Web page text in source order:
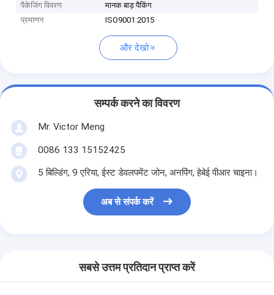
पैकेजिंग विवरण
मानक बाड़ पैकिंग
प्रमाणन
ISO9001:2015
और देखो
सम्पर्क करने का विवरण
Mr. Victor Meng
0086 133 15152425
5 बिल्डिंग, 9 एरिया, ईस्ट डेवलपमेंट जोन, अनपिंग, हेबेई पीआर चाइना।
अब से संपर्क करें
सबसे उत्तम प्रतिदान प्राप्त करें